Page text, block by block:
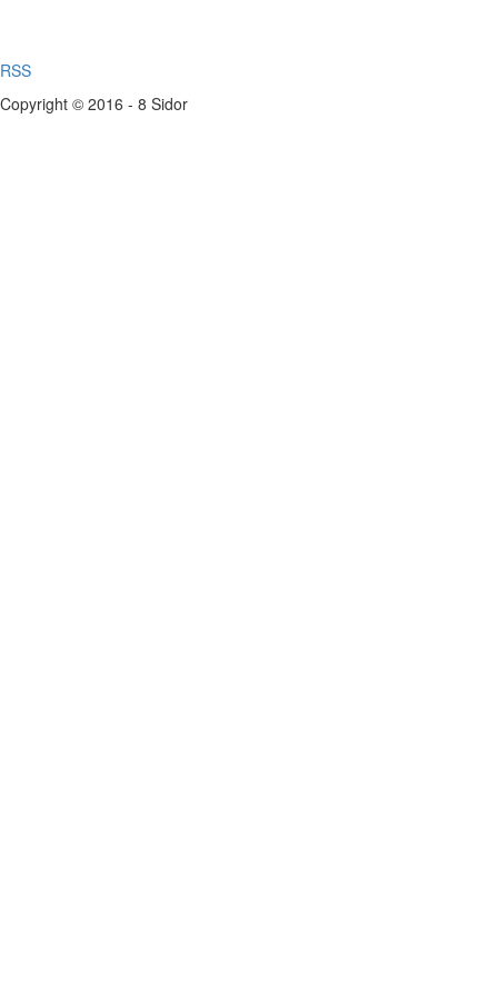
RSS
Copyright © 2016 - 8 Sidor